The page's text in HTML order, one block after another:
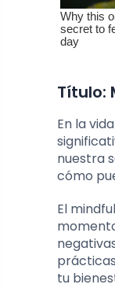
Título:
En la
nuestra
cómo
El
tu